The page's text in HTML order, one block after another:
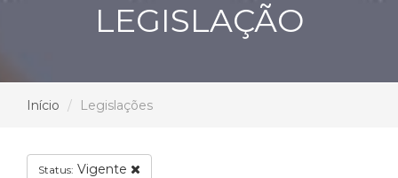
LEGISLAÇÃO
Início Legislações
Status: Vigente